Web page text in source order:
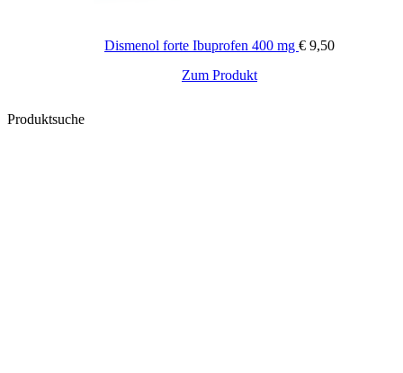
Dismenol forte Ibuprofen 400 mg € 9,50
Zum Produkt
Produktsuche